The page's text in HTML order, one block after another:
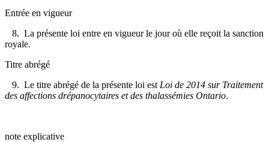
Entrée en vigueur
8. La présente loi entre en vigueur le jour où elle reçoit la sanction
royale.
Titre abrégé
9. Le titre abrégé de la présente loi est Loi de 2014 sur Traitement
des affections drépanocytaires et des thalassémies Ontario.
note explicative